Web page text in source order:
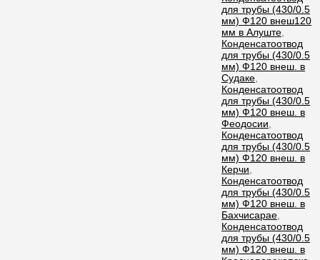
для трубы (430/0.5
мм) Ф120 внеш120
мм в Алуште
Конденсатоотвод
для трубы (430/0.5
мм) Ф120 внеш. в
Судаке
Конденсатоотвод
для трубы (430/0.5
мм) Ф120 внеш. в
Феодосии
Конденсатоотвод
для трубы (430/0.5
мм) Ф120 внеш. в
Керчи
Конденсатоотвод
для трубы (430/0.5
мм) Ф120 внеш. в
Бахчисарае
Конденсатоотвод
для трубы (430/0.5
мм) Ф120 внеш. в